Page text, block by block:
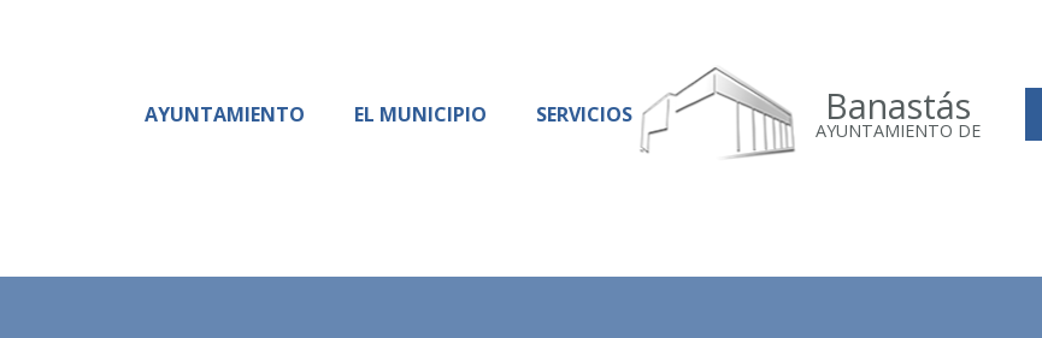
Banastás
AYUNTAMIENTO DE
AYUNTAMIENTO EL MUNICIPIO SERVICIOS